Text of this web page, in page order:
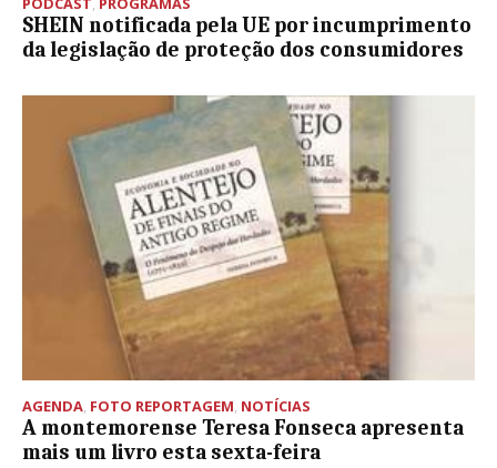
SHEIN notificada pela UE por incumprimento
da legislação de proteção dos consumidores
AGENDA FOTO REPORTAGEM NOTÍCIAS
A montemorense Teresa Fonseca apresenta
mais um livro esta sexta-feira